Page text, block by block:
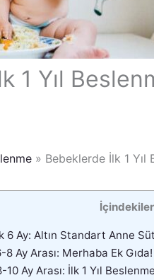
1 Yıl
Bebeklerde İlk 1 Yıl
İçindekiler
6 Ay: Altın Standart Anne
8 Ay Arası: Merhaba Ek
10 Ay Arası: İlk 1 Yıl